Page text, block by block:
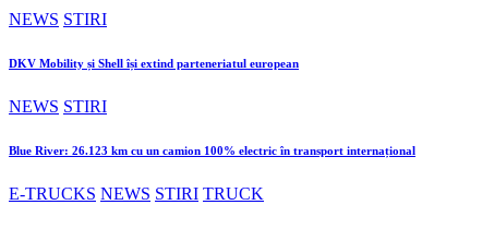
NEWS STIRI
DKV Mobility și Shell își extind parteneriatul european
NEWS STIRI
Blue River: 26.123 km cu un camion 100% electric în transport internațional
E-TRUCKS NEWS STIRI TRUCK